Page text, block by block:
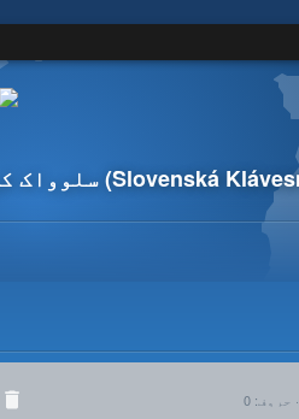
سلوواک(Slovenská
· حروف :
0